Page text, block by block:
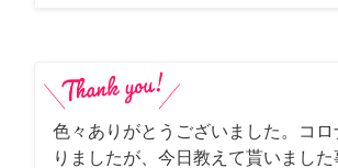
色々ありがとうございました。コ
りましたが、今日教えて貰いまし